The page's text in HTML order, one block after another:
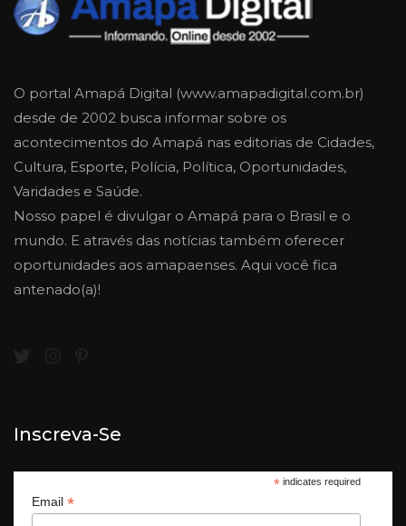
O portal Amapá Digital (www.amapadigital.com.br)
desde de 2002 busca informar sobre os
acontecimentos do Amapá nas editorias de Cidades,
Cultura, Esporte, Polícia, Política, Oportunidades,
Varidades e Saúde.
Nosso papel é divulgar o Amapá para o Brasil e o
mundo. E através das notícias também oferecer
oportunidades aos amapaenses. Aqui você fica
antenado(a)!
Inscreva-Se
*indicates required
Email *